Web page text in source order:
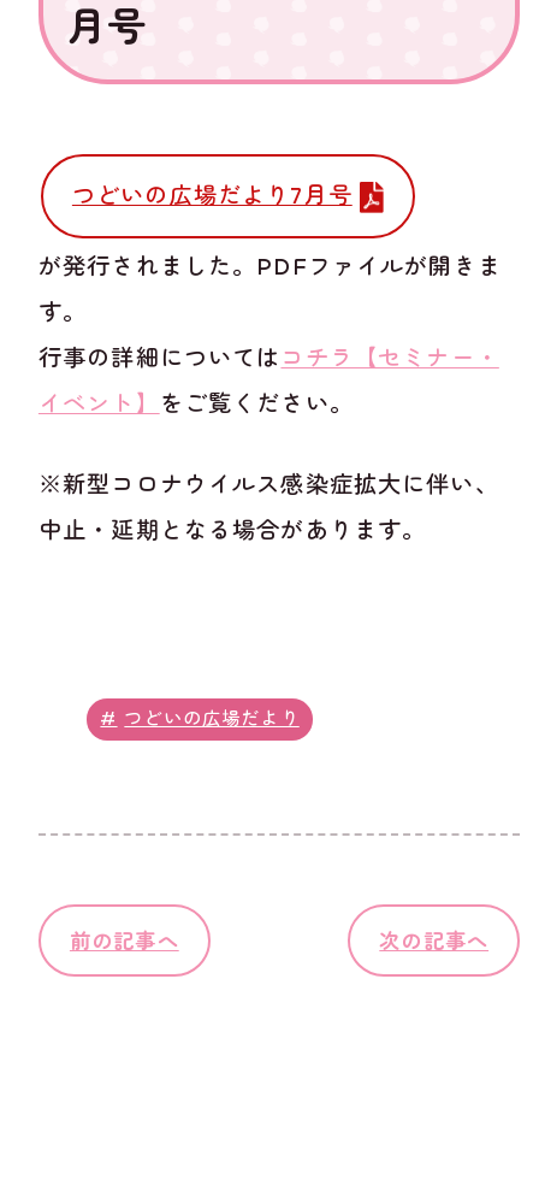
月号
つどいの広場だより7月号
が発行されました。PDFファイルが開きま
す。
行事の詳細については コチラ【セミナー・
イベント】 をご覧ください。
※新型コロナウイルス感染症拡大に伴い、
中止・延期となる場合があります。
つどいの広場だより
前の記事へ 次の記事へ